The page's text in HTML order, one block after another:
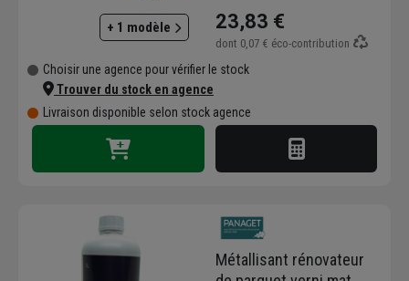
+ 1 modèle
MM x 930,0 MM
23,83 €
dont 0,07 € éco-contribution
Choisir une agence pour vérifier le stock
Trouver du stock en agence
Livraison disponible selon stock agence
Métallisant rénovateur